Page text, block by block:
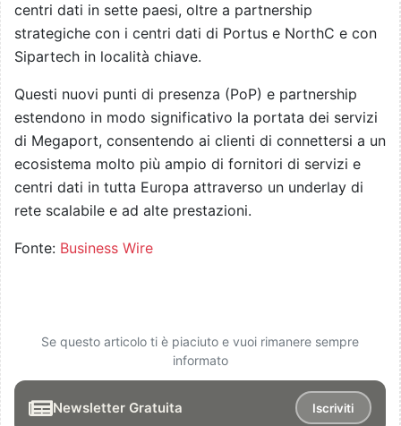
centri dati in sette paesi, oltre a partnership
strategiche con i centri dati di Portus e NorthC e con
Sipartech in località chiave.
Questi nuovi punti di presenza (PoP) e partnership
estendono in modo significativo la portata dei servizi
di Megaport, consentendo ai clienti di connettersi a un
ecosistema molto più ampio di fornitori di servizi e
centri dati in tutta Europa attraverso un underlay di
rete scalabile e ad alte prestazioni.
Fonte: Business Wire
Se questo articolo ti è piaciuto e vuoi rimanere sempre
informato
Newsletter Gratuita Iscriviti